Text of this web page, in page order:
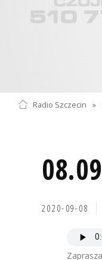
Radio Szczecin »
2020-09-08